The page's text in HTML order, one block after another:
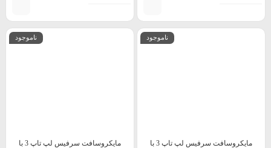
ناموجود
مایکروسافت سرفیس لپ تاپ 3 با
ناموجود
مایکروسافت سرفیس لپ تاپ 3 با